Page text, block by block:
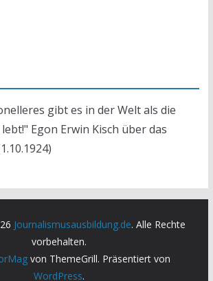
gibt es in der Welt als die
Egon Erwin Kisch über das
Journalismusausbildung.de. Alle Rechte
vorbehalten.
von ThemeGrill. Präsentiert von
WordPress.